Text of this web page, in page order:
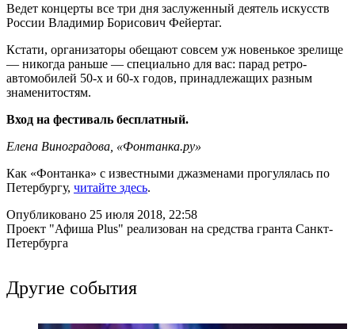
Ведет концерты все три дня заслуженный деятель искусств
России Владимир Борисович Фейертаг.
Кстати, организаторы обещают совсем уж новенькое зрелище
— никогда раньше — специально для вас: парад ретро-
автомобилей 50-х и 60-х годов, принадлежащих разным
знаменитостям.
Вход на фестиваль бесплатный.
Елена Виноградова, «Фонтанка.ру»
Как «Фонтанка» с известными джазменами прогулялась по
Петербургу, читайте здесь.
Опубликовано 25 июля 2018, 22:58
Проект "Афиша Plus" реализован на средства гранта Санкт-
Петербурга
Другие события